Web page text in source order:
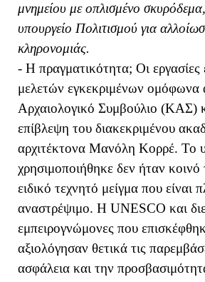
μνημείου με οπλισμένο
υπουργείο Πολιτισμού για
κληρονομιάς.
- Η πραγματικότητα; Οι εργασίες
μελετών εγκεκριμένων ομόφωνα
Αρχαιολογικό Συμβούλιο (ΚΑΣ)
επίβλεψη του διακεκριμένου
αρχιτέκτονα Μανόλη Κορρέ. Το
χρησιμοποιήθηκε δεν ήταν κοινό
ειδικό τεχνητό μείγμα που είναι
αναστρέψιμο. Η UNESCO και
εμπειρογνώμονες που
αξιολόγησαν θετικά τις
ασφάλεια και την